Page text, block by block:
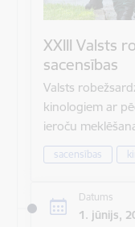
XXIII Valsts
sacensības
Valsts
kinologiem ar
ieroču
sacensības
Datums
1. jūnijs,